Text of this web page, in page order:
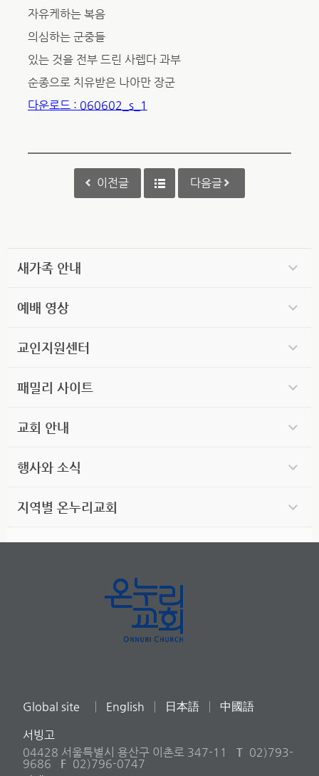
자유케하는 복음
의심하는 군중들
있는 것을 전부 드린 사렙다 과부
순종으로 치유받은 나아만 장군
다운로드 : 060602_s_1
이전글 다음글
새가족 안내
예배 영상
교인지원센터
패밀리 사이트
교회 안내
행사와 소식
지역별 온누리교회
Global site English 日本語 中國語
서빙고
04428 서울특별시 용산구 이촌로 347-11
T 02)793-
9686
F 02)796-0747